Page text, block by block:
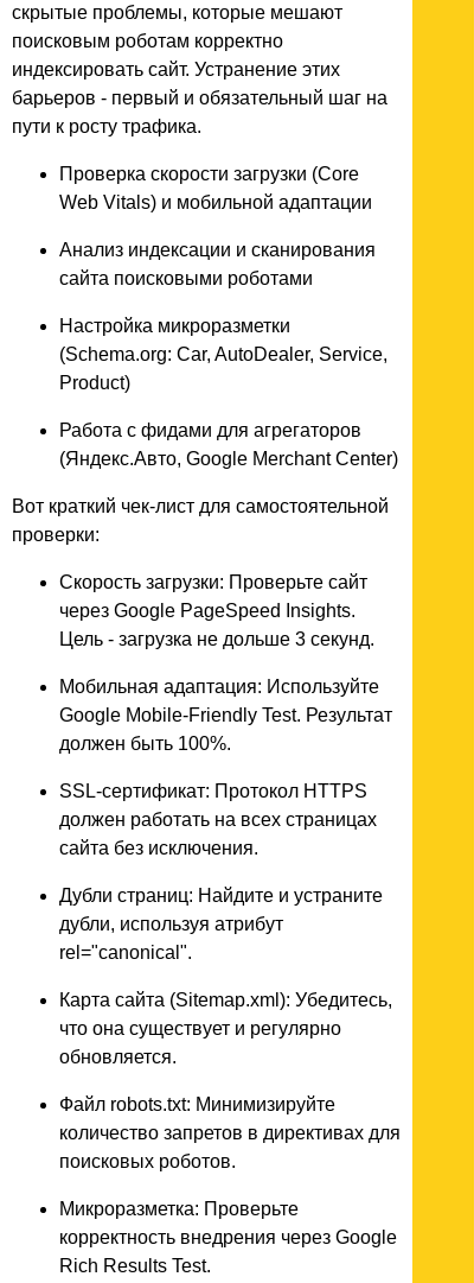
скрытые проблемы, которые мешают
поисковым роботам корректно
индексировать сайт. Устранение этих
барьеров - первый и обязательный шаг на
пути к росту трафика.
Проверка скорости загрузки (Core
Web Vitals) и мобильной адаптации
Анализ индексации и сканирования
сайта поисковыми роботами
Настройка микроразметки
(Schema.org: Car, AutoDealer, Service,
Product)
Работа с фидами для агрегаторов
(Яндекс.Авто, Google Merchant Center)
Вот краткий чек-лист для самостоятельной
проверки:
Скорость загрузки: Проверьте сайт
через Google PageSpeed Insights.
Цель - загрузка не дольше 3 секунд.
Мобильная адаптация: Используйте
Google Mobile-Friendly Test. Результат
должен быть 100%.
SSL-сертификат: Протокол HTTPS
должен работать на всех страницах
сайта без исключения.
Дубли страниц: Найдите и устраните
дубли, используя атрибут
rel="canonical".
Карта сайта (Sitemap.xml): Убедитесь,
что она существует и регулярно
обновляется.
Файл robots.txt: Минимизируйте
количество запретов в директивах для
поисковых роботов.
Микроразметка: Проверьте
корректность внедрения через Google
Rich Results Test.